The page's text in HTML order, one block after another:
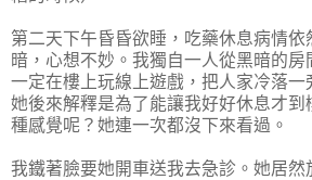
第二天下午昏昏欲睡，吃藥休息病情依
暗，心想不妙。我獨自一人從黑暗的
一定在樓上玩線上遊戲，把人家冷落一
她後來解釋是為了能讓我好好休息才到
種感覺呢？她連一次都沒下來看過。
我鐵著臉要她開車送我去急診。她居然